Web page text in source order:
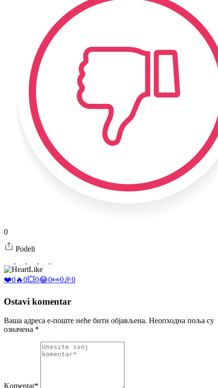
0
Podeli
Like
❤️0🔥0💥0😂0👀0🎉0
Ostavi komentar
Ваша адреса е-поште неће бити објављена. Неопходна поља су
означена *
Komentar*